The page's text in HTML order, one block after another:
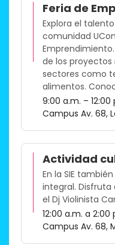
Feria de
Explora el
comunidad
de los
sectores como
alimentos.
9:00 a.m. – 12:00
Campus Av. 68,
Actividad
En la SIE
integral.
el Dj Violinista
12:00 a.m. a 2:00
Campus Av. 68,